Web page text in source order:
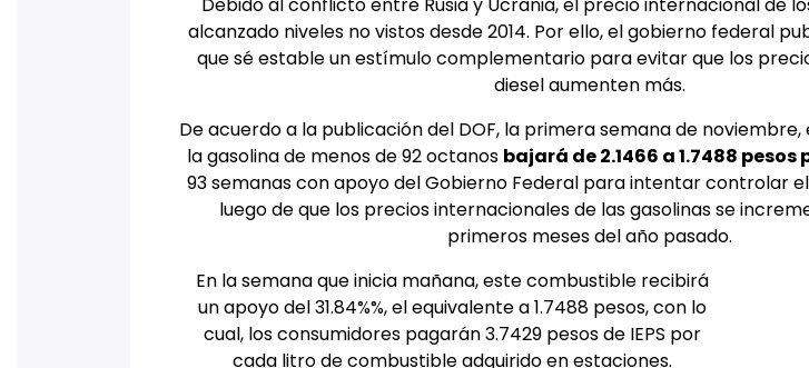
alcanzado niveles no vistos desde 2014. Por ello, el gobierno federal
que sé estable un estímulo complementario para evitar que los
diesel aumenten más.
De acuerdo a la publicación del DOF, la primera semana de
la gasolina de menos de 92 octanos bajará de 2.1466 a 1.7488 pesos
93 semanas con apoyo del Gobierno Federal para intentar controlar
luego de que los precios internacionales de las gasolinas se
primeros meses del año pasado.
En la semana que inicia mañana, este combustible recibirá
un apoyo del 31.84%%, el equivalente a 1.7488 pesos, con lo
cual, los consumidores pagarán 3.7429 pesos de IEPS por
cada litro de combustible adquirido en estaciones.